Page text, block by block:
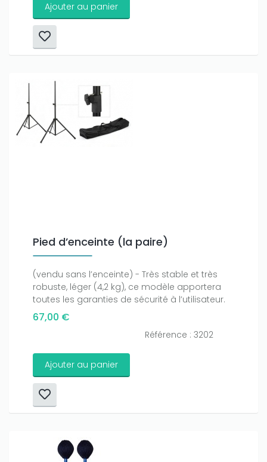
Ajouter au panier
Pied d’enceinte (la paire)
(vendu sans l’enceinte) - Très stable et très
robuste, léger (4,2 kg), ce modèle apportera
toutes les garanties de sécurité à l’utilisateur.
67,00 €
Référence : 3202
Ajouter au panier